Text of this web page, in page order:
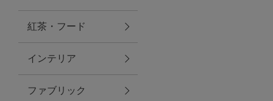
トラベルグッズ
ランチ
バッグ
紅茶・フード
インテリア
ファブリック